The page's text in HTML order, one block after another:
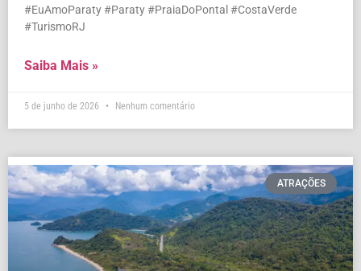
#EuAmoParaty #Paraty #PraiaDoPontal #CostaVerde
#TurismoRJ
Saiba Mais »
5 de junho de 2026 Nenhum comentário
ATRAÇÕES